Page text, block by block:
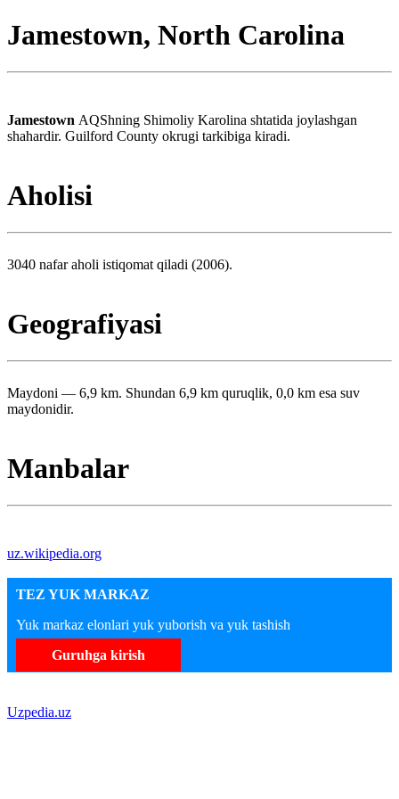
Jamestown, North Carolina
Jamestown AQShning Shimoliy Karolina shtatida joylashgan
shahardir. Guilford County okrugi tarkibiga kiradi.
Aholisi
3040 nafar aholi istiqomat qiladi (2006).
Geografiyasi
Maydoni — 6,9 km. Shundan 6,9 km quruqlik, 0,0 km esa suv
maydonidir.
Manbalar
uz.wikipedia.org
TEZ YUK MARKAZ
Yuk markaz elonlari yuk yuborish va yuk tashish
Guruhga kirish
Uzpedia.uz